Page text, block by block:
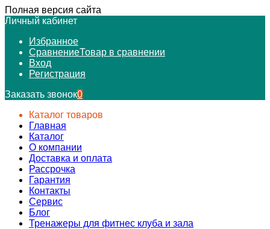
Полная версия сайта
Личный кабинет
Избранное
СравнениеТовар в сравнении
Вход
Регистрация
Заказать звонок0
Каталог товаров
Главная
Каталог
О компании
Доставка и оплата
Рассрочка
Гарантия
Контакты
Сервис
Блог
Тренажеры для фитнес клуба и зала